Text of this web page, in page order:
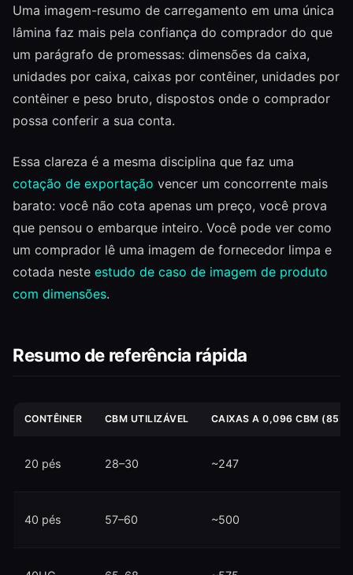
Uma imagem-resumo de carregamento em uma única
lâmina faz mais pela confiança do comprador do que
um parágrafo de promessas: dimensões da caixa,
unidades por caixa, caixas por contêiner, unidades por
contêiner e peso bruto, dispostos onde o comprador
possa conferir a sua conta.
Essa clareza é a mesma disciplina que faz uma
cotação de exportação vencer um concorrente mais
barato: você não cota apenas um preço, você prova
que pensou o embarque inteiro. Você pode ver como
um comprador lê uma imagem de fornecedor limpa e
cotada neste estudo de caso de imagem de produto
com dimensões.
Resumo de referência rápida
CONTÊINER CBM UTILIZÁVEL CAIXAS A 0,096 CBM (85%)
20 pés 28–30 ~247
40 pés 57–60 ~500